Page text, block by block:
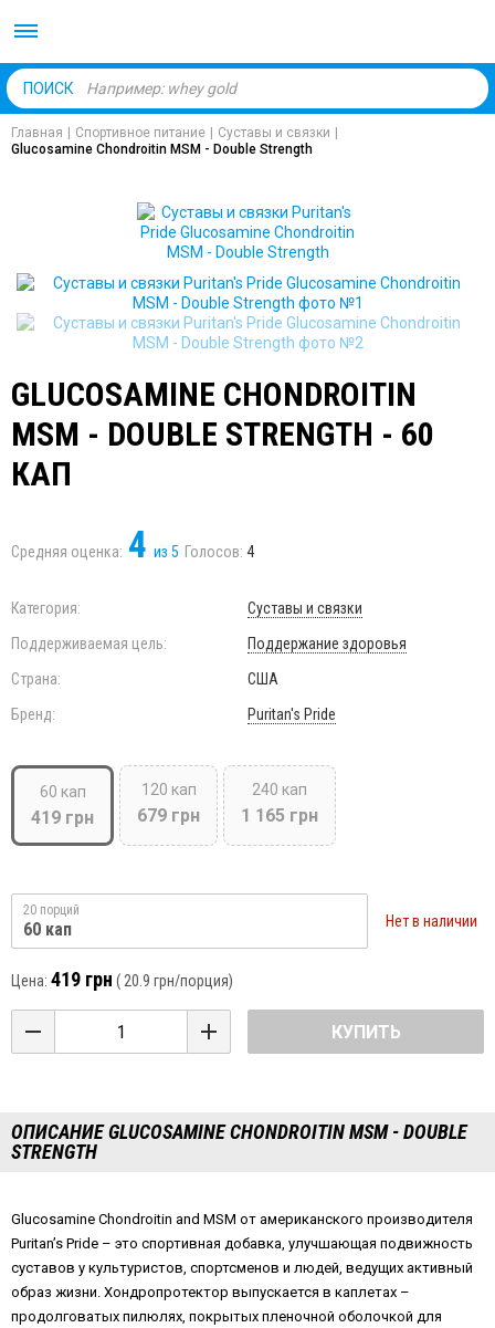
ПОИСК
Главная Спортивное питание Суставы и связки
Glucosamine Chondroitin MSM - Double Strength
GLUCOSAMINE CHONDROITIN
MSM - DOUBLE STRENGTH - 60
КАП
Средняя оценка: 4 из 5 Голосов: 4
Категория:
Суставы и связки
Поддерживаемая цель:
Поддержание здоровья
Страна:
США
Бренд:
Puritan's Pride
60 кап
419 грн
120 кап
679 грн
240 кап
1 165 грн
20 порций
60 кап Нет в наличии
Цена: 419 грн ( 20.9 грн/порция)
КУПИТЬ
ОПИСАНИЕ GLUCOSAMINE CHONDROITIN MSM - DOUBLE
STRENGTH
Glucosamine Chondroitin and MSM от американского производителя
Puritan’s Pride – это спортивная добавка, улучшающая подвижность
суставов у культуристов, спортсменов и людей, ведущих активный
образ жизни. Хондропротектор выпускается в каплетах –
продолговатых пилюлях, покрытых пленочной оболочкой для